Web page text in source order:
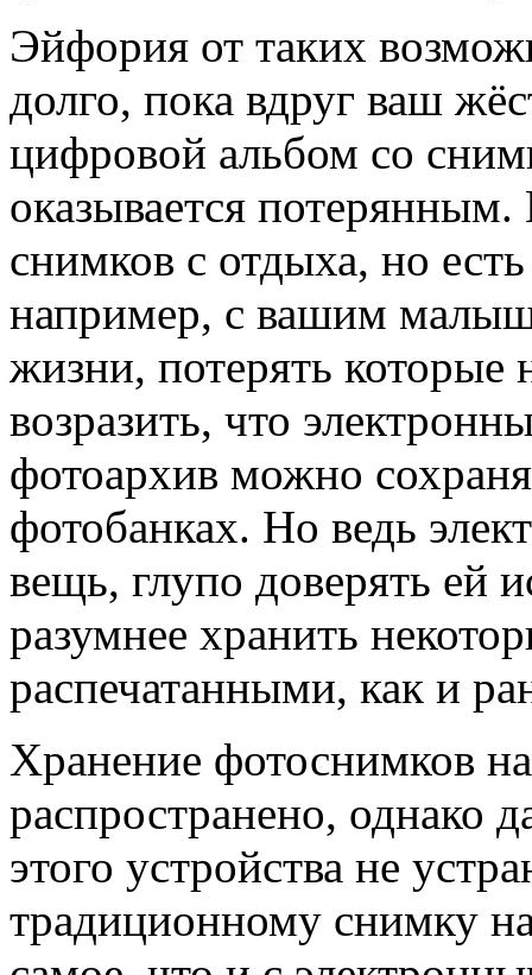
Эйфория от таких
долго, пока вдруг ваш
цифровой альбом со
оказывается
снимков с отдыха, но
например, с вашим
жизни, потерять которые
возразить, что
фотоархив можно
фотобанках. Но ведь
вещь, глупо доверять ей
разумнее хранить
распечатанными, как и
Хранение фотоснимков
распространено, однако
этого устройства не
традиционному снимку